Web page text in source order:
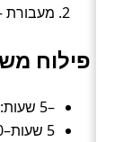
מעבורת – דירוג 4.5/
פילוח
–5 שעות: 2,342 נסיעות (כ־99%).
5 שעות–10 שעות: 24 נסיעות (כ־1%).